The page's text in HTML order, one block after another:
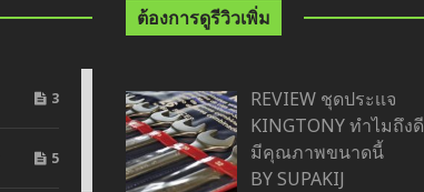
3
5
ต้องการดูรีวิวเพิ่ม
REVIEW ชุดประเเจ
KINGTONY ทำไมถึงดี
มีคุณภาพขนาดนี้
BY SUPAKIJ